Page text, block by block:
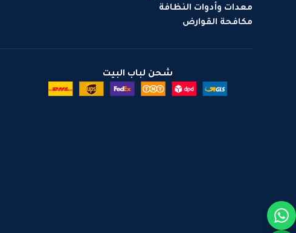
معدات وأدوات النظافة
مكافحة القوارض
شحن لباب البيت